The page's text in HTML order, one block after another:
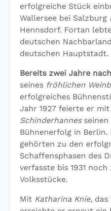
erfolgreiche Stück
Wallersee bei Salzburg
Hennsdorf. Fortan
deutschen
deutschen Hauptstadt.
Bereits zwei Jahre
seines fröhlichen
erfolgreiches
Jahr 1927 feierte er
Schinderhannesseinen
Bühnenerfolg in Berlin.
gehörten zu den
Schaffensphasen des
verfasste bis 1931
Volksstücke.
Mit Katharina Knie, das